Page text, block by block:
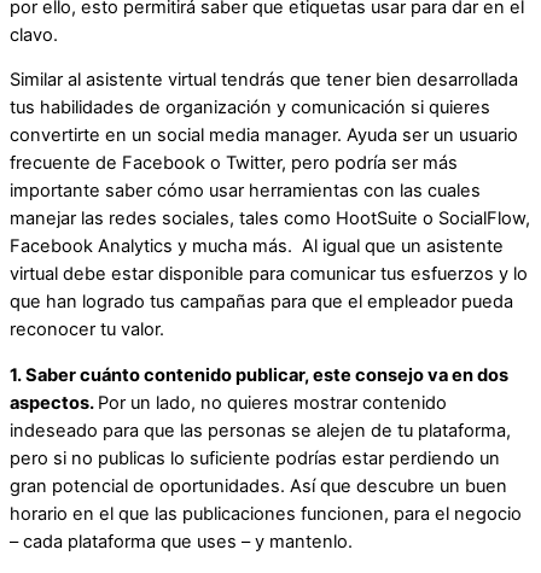
por ello, esto permitirá saber que etiquetas usar para dar en el
clavo.
Similar al asistente virtual tendrás que tener bien desarrollada
tus habilidades de organización y comunicación si quieres
convertirte en un social media manager. Ayuda ser un usuario
frecuente de Facebook o Twitter, pero podría ser más
importante saber cómo usar herramientas con las cuales
manejar las redes sociales, tales como HootSuite o SocialFlow,
Facebook Analytics y mucha más. Al igual que un asistente
virtual debe estar disponible para comunicar tus esfuerzos y lo
que han logrado tus campañas para que el empleador pueda
reconocer tu valor.
1. Saber cuánto contenido publicar, este consejo va en dos
aspectos. Por un lado, no quieres mostrar contenido
indeseado para que las personas se alejen de tu plataforma,
pero si no publicas lo suficiente podrías estar perdiendo un
gran potencial de oportunidades. Así que descubre un buen
horario en el que las publicaciones funcionen, para el negocio
– cada plataforma que uses – y mantenlo.